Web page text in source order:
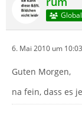
6. Mai 2010 um 10:03
Guten Morgen,
na fein, dass es